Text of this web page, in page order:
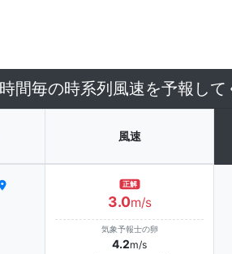
間毎の時系列風速を予報して
風速
正解
3.0m/s
気象予報士の卵
4.2m/s